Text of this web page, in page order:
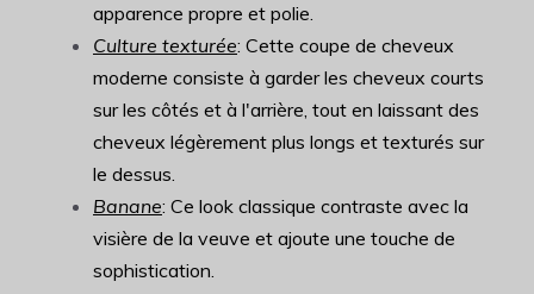
apparence propre et polie.
Culture texturée: Cette coupe de cheveux
moderne consiste à garder les cheveux courts
sur les côtés et à l'arrière, tout en laissant des
cheveux légèrement plus longs et texturés sur
le dessus.
Banane: Ce look classique contraste avec la
visière de la veuve et ajoute une touche de
sophistication.